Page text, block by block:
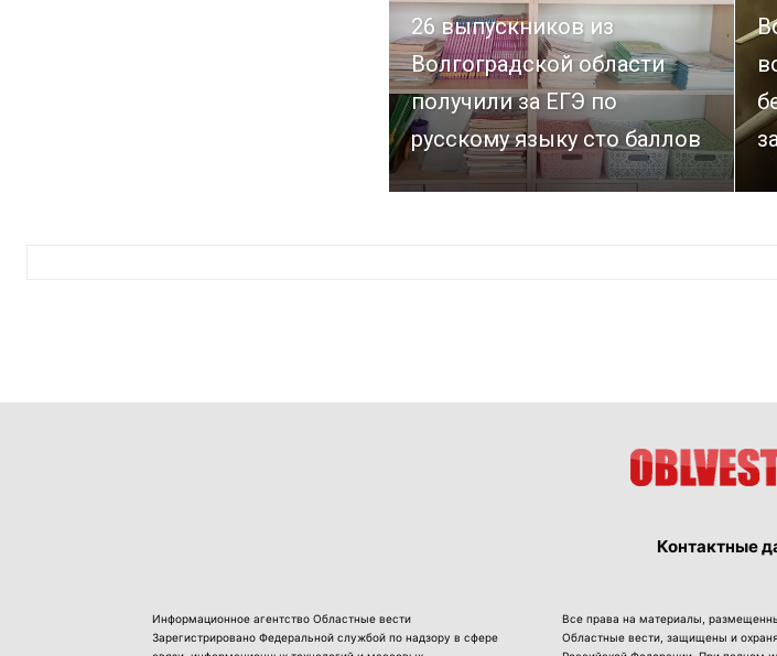
26 выпускников из
Волгоградской области
получили за ЕГЭ по
русскому языку сто баллов
Контактные
Информационное агентство Областные вести
Зарегистрировано Федеральной службой по надзору в сфере
Все права на материалы,
Областные вести, защищены и